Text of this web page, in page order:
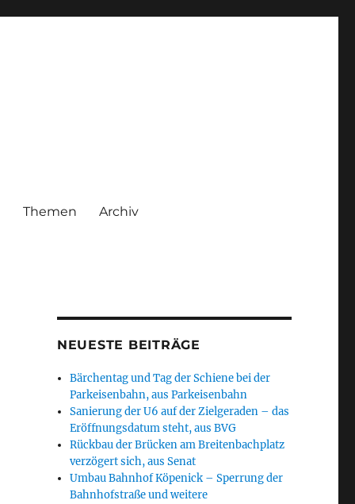
Themen Archiv
NEUESTE BEITRÄGE
Bärchentag und Tag der Schiene bei der
Parkeisenbahn, aus Parkeisenbahn
Sanierung der U6 auf der Zielgeraden – das
Eröffnungsdatum steht, aus BVG
Rückbau der Brücken am Breitenbachplatz
verzögert sich, aus Senat
Umbau Bahnhof Köpenick – Sperrung der
Bahnhofstraße und weitere